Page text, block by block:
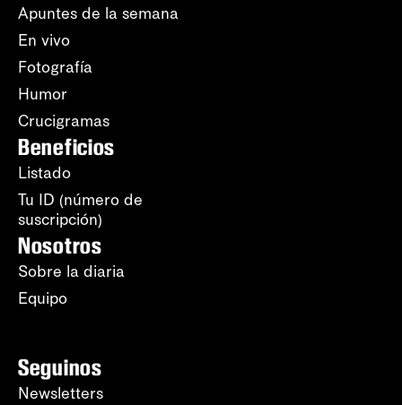
Apuntes de la semana
En vivo
Fotografía
Humor
Crucigramas
Beneficios
Listado
Tu ID (número de
suscripción)
Nosotros
Sobre la diaria
Equipo
Seguinos
Newsletters